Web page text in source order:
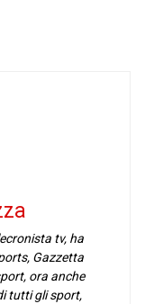
tv, ha
Gazzetta
ora anche
tutti gli sport,